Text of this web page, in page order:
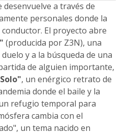
desenvuelve a través de
personales donde la
El proyecto abre
(producida por Z3N), una
y a la búsqueda de una
de alguien importante,
, un enérgico retrato de
donde el baile y la
refugio temporal para
cambia con el
un tema nacido en